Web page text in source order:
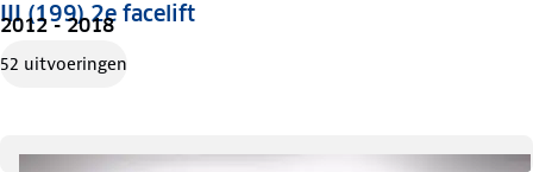
III (199) 2e facelift
2012 - 2018
52 uitvoeringen